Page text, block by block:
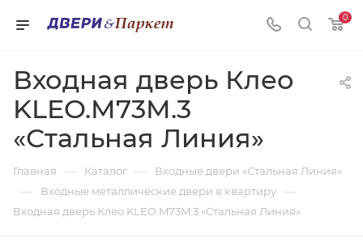
0
Входная дверь Клео
KLEO.M73M.3
«Стальная Линия»
Главная — Каталог — Входные двери «Стальная Линия»
— Входные металлические двери в квартиру —
Входная дверь Клео KLEO.M73M.3 «Стальная Линия»